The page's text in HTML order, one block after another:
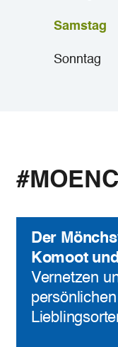
Samstag
Sonntag
Der
Komoot
Vernetzen